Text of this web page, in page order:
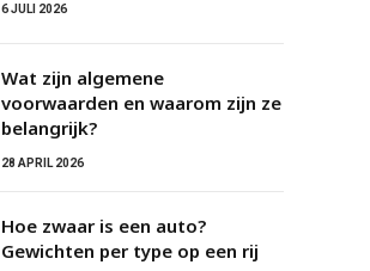
6 JULI 2026
Wat zijn algemene
voorwaarden en waarom zijn ze
belangrijk?
28 APRIL 2026
Hoe zwaar is een auto?
Gewichten per type op een rij